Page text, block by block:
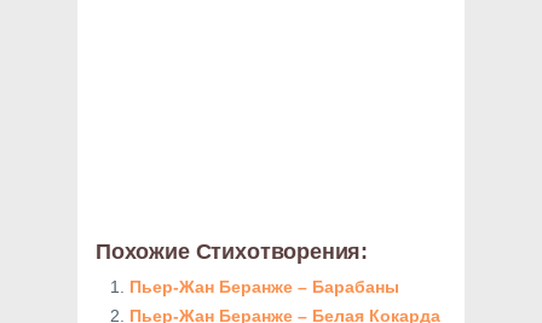
Похожие Стихотворения:
Пьер-Жан Беранже – Барабаны
Пьер-Жан Беранже – Белая Кокарда